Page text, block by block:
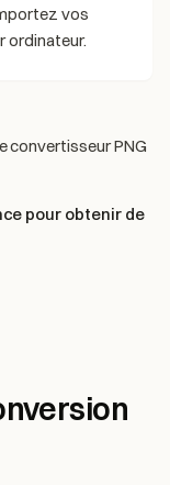
vos
ordinateur.
convertisseur PNG
pour obtenir de